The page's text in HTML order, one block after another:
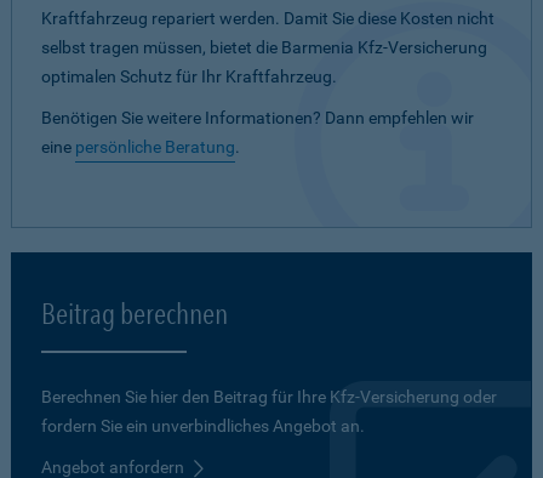
Kraftfahrzeug repariert werden. Damit Sie diese Kosten nicht
selbst tragen müssen, bietet die Barmenia Kfz-Versicherung
optimalen Schutz für Ihr Kraftfahrzeug.
Benötigen Sie weitere Informationen? Dann empfehlen wir
eine persönliche Beratung.
Beitrag berechnen
Berechnen Sie hier den Beitrag für Ihre Kfz-Versicherung oder
fordern Sie ein unverbindliches Angebot an.
Angebot anfordern